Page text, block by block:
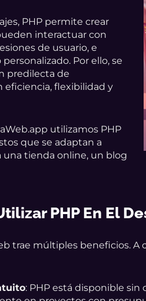
PHP permite crear
interactuar con
de usuario, e
Por ello, se
predilecta de
eficiencia, flexibilidad y
utilizamos PHP
que se adaptan a
una tienda online, un blog
PHP En El
trae múltiples beneficios.
: PHP está disponible